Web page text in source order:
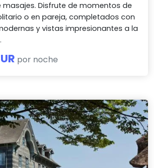
masajes. Disfrute de momentos de
o en pareja, completados con
y vistas impresionantes a la
por noche